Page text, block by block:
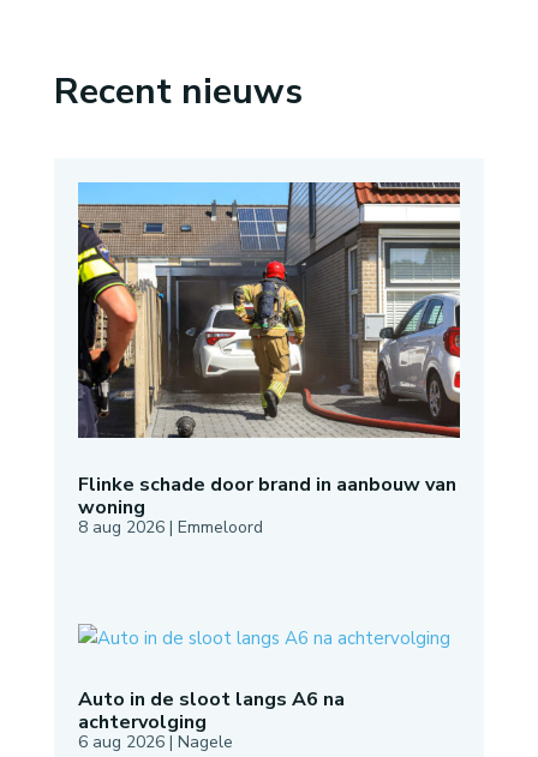
Recent nieuws
Flinke schade door brand in aanbouw van
woning
8 aug 2026| Emmeloord
Auto in de sloot langs A6 na
achtervolging
6 aug 2026| Nagele